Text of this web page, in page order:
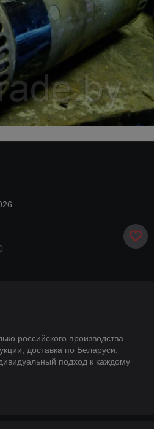
российского производства.
доставка по Беларуси.
подход к каждому